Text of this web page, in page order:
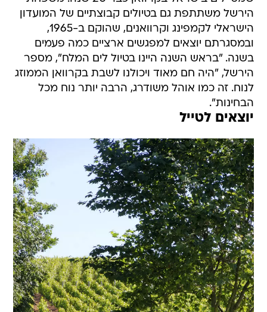
הירשל משתתפת גם בטיולים קבוצתיים של המועדון
הישראלי לקמפינג וקרוואנים, שהוקם ב-1965,
ובמסגרתם יוצאים למפגשים ארציים כמה פעמים
בשנה. "בראש השנה היינו בטיול לים המלח", מספר
הירשל, "היה חם מאוד ויכולנו לשבת בקרוואן הממוזג
לנוח. זה כמו אוהל משודרג, הרבה יותר נוח מכל
הבחינות".
יוצאים לטייל